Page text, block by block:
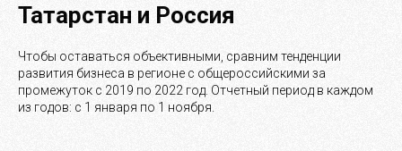
Татарстан и Россия
Чтобы оставаться объективными, сравним тенденции
развития бизнеса в регионе с общероссийскими за
промежуток с 2019 по 2022 год. Отчетный период в каждом
из годов: с 1 января по 1 ноября.